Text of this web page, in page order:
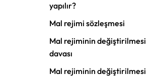
yapılır?
Mal rejimi sözleşmesi
Mal rejiminin değiştirilmesi
davası
Mal rejiminin değiştirilmesi